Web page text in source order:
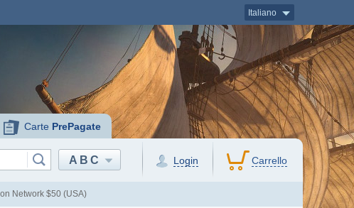
Italiano
Carte PrePagate
ABC Login Carrello
Network $50 (USA)